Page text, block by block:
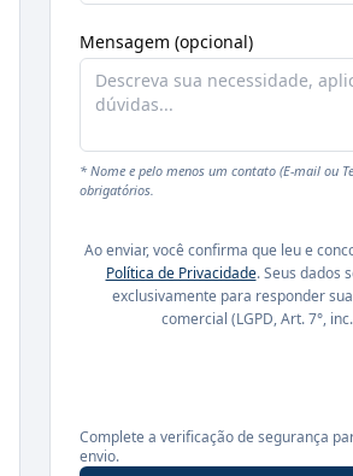
Mensagem (opcional)
* Nome e pelo menos um contato (E-mail ou
obrigatórios.
Ao enviar, você confirma que leu e
Política de Privacidade. Seus dados
exclusivamente para responder
comercial (LGPD, Art. 7°,
Complete a verificação de segurança
envio.